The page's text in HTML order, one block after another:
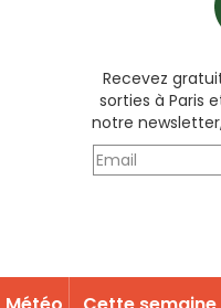
Recevez
sorties à Paris
notre